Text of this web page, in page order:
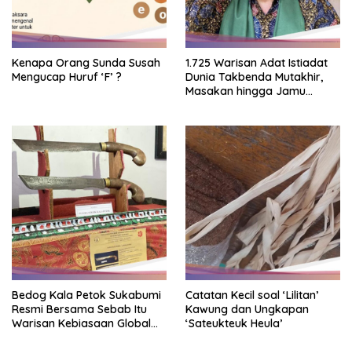
Kenapa Orang Sunda Susah
Mengucap Huruf ‘F’ ?
1.725 Warisan Adat Istiadat
Dunia Takbenda Mutakhir,
Masakan hingga Jamu
Bedog Kala Petok Sukabumi
Resmi Bersama Sebab Itu
Warisan Kebiasaan Global
Catatan Kecil soal ‘Lilitan’
Kawung dan Ungkapan
‘Sateukteuk Heula’